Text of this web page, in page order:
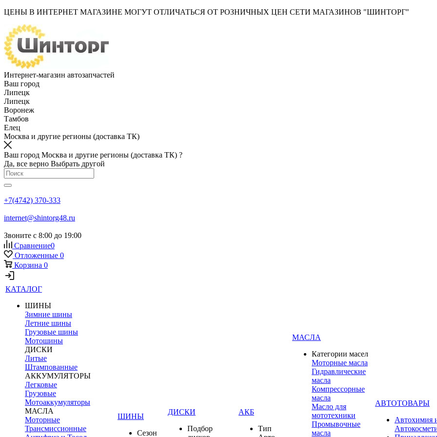
ЦЕНЫ В ИНТЕРНЕТ МАГАЗИНЕ МОГУТ ОТЛИЧАТЬСЯ ОТ РОЗНИЧНЫХ ЦЕН СЕТИ МАГАЗИНОВ "ШИНТОРГ"
Интернет-магазин автозапчастей
Ваш город
Липецк
Липецк
Воронеж
Тамбов
Елец
Москва и другие регионы (доставка ТК)
Ваш город Москва и другие регионы (доставка ТК) ?
Да, все верно Выбрать другой
+7(4742) 370-333
internet@shintorg48.ru
Звоните с 8:00 до 19:00
Сравнение0
Отложенные 0
Корзина 0
КАТАЛОГ
ШИНЫ
Зимние шины
Летние шины
Грузовые шины
Мотошины
ДИСКИ
Литые
Штампованные
АККУМУЛЯТОРЫ
Легковые
Грузовые
Мотоаккумуляторы
МАСЛА
Моторные
Трансмиссионные
ШИНЫ
Сезон
ДИСКИ
Подбор
АКБ
Тип
МАСЛА
Категории масел
Моторные масла
Гидравлические
масла
Компрессорные
масла
Масло для
мототехники
Промывочные
масла
АВТОТОВАРЫ
Автохимия